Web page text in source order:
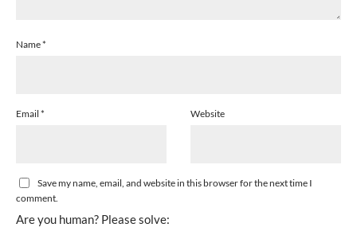
Name*
Email * Website
Save my name, email, and website in this browser for the next time I
comment.
Are you human? Please solve: